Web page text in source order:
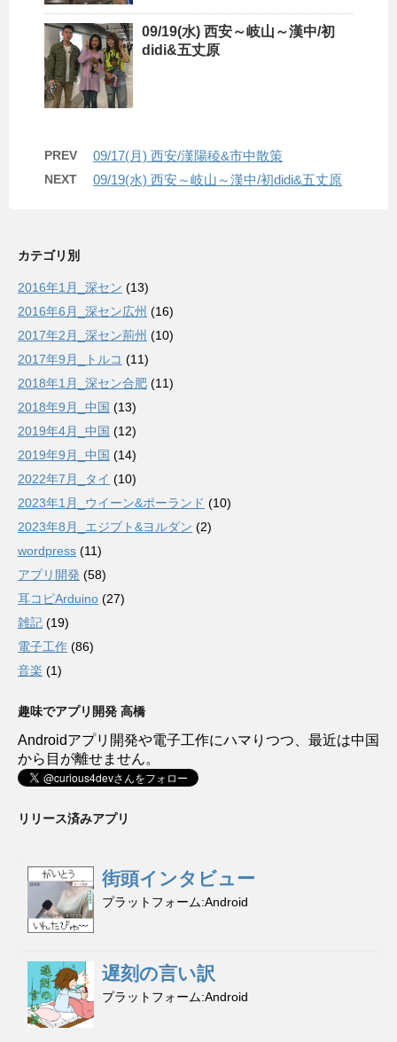
09/19(水) 西安～岐山～漢中/初
didi&五丈原
PREV 09/17(月) 西安/漢陽稜&市中散策
NEXT 09/19(水) 西安～岐山～漢中/初didi&五丈原
カテゴリ別
2016年1月_深セン (13)
2016年6月_深セン広州 (16)
2017年2月_深セン荊州 (10)
2017年9月_トルコ (11)
2018年1月_深セン合肥 (11)
2018年9月_中国 (13)
2019年4月_中国 (12)
2019年9月_中国 (14)
2022年7月_タイ (10)
2023年1月_ウイーン&ポーランド (10)
2023年8月_エジプト&ヨルダン (2)
wordpress (11)
アプリ開発 (58)
耳コピArduino (27)
雑記 (19)
電子工作 (86)
音楽 (1)
趣味でアプリ開発 高橋
Androidアプリ開発や電子工作にハマりつつ、最近は中国
から目が離せません。
リリース済みアプリ
街頭インタビュー
プラットフォーム Android
遅刻の言い訳
プラットフォーム Android